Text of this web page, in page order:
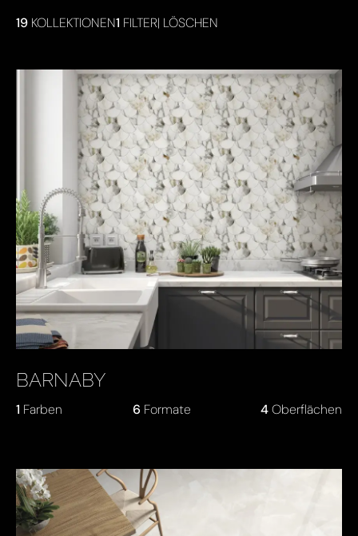
KEY PRODUCTS
19 KOLLEKTIONEN1 FILTER| LÖSCHEN
BARNABY
1 Farben 6 Formate 4Oberflächen